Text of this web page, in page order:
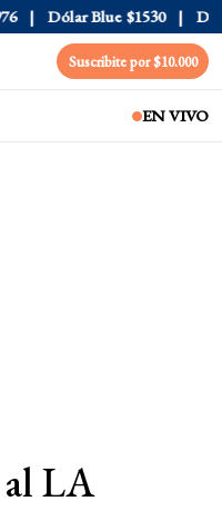
Dólar Blue $1530 Dólar
Suscribite por $10.000
EN VIVO
LA